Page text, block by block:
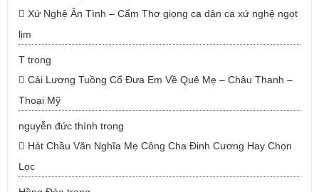
Xứ Nghệ Ân Tình – Cẩm Thơ giọng ca dân ca xứ nghệ ngọt
lịm
T trong
Cải Lương Tuồng Cổ Đưa Em Về Quê Mẹ – Châu Thanh –
Thoại Mỹ
nguyễn đức thính trong
Hát Chầu Văn Nghĩa Mẹ Công Cha Đinh Cương Hay Chọn
Lọc